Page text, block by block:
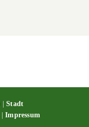
|Stadt
|Impressum